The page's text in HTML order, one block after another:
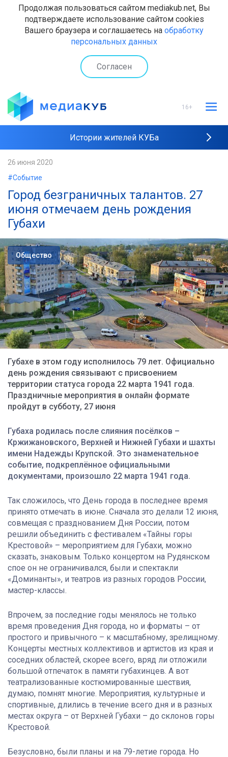
Продолжая пользоваться сайтом mediakub.net, Вы
подтверждаете использование сайтом cookies
Вашего браузера и соглашаетесь на обработку
персональных данных
Согласен
16+
Истории жителей КУБа
26 июня 2020
#Событие
Город безграничных талантов. 27
июня отмечаем день рождения
Губахи
Общество
Губахе в этом году исполнилось 79 лет. Официально
день рождения связывают с присвоением
территории статуса города 22 марта 1941 года.
Праздничные мероприятия в онлайн формате
пройдут в субботу, 27 июня
Губаха родилась после слияния посёлков –
Кржижановского, Верхней и Нижней Губахи и шахты
имени Надежды Крупской. Это знаменательное
событие, подкреплённое официальными
документами, произошло 22 марта 1941 года.
Так сложилось, что День города в последнее время
принято отмечать в июне. Сначала это делали 12 июня,
совмещая с празднованием Дня России, потом
решили объединить с фестивалем «Тайны горы
Крестовой» – мероприятием для Губахи, можно
сказать, знаковым. Только концертом на Рудянском
спое он не ограничивался, были и спектакли
«Доминанты», и театров из разных городов России,
мастер-классы.
Впрочем, за последние годы менялось не только
время проведения Дня города, но и форматы – от
простого и привычного – к масштабному, зрелищному.
Концерты местных коллективов и артистов из края и
соседних областей, скорее всего, вряд ли отложили
большой отпечаток в памяти губахинцев. А вот
театрализованные костюмированные шествия,
думаю, помнят многие. Мероприятия, культурные и
спортивные, длились в течение всего дня и в разных
местах округа – от Верхней Губахи – до склонов горы
Крестовой.
Безусловно, были планы и на 79-летие города. Но